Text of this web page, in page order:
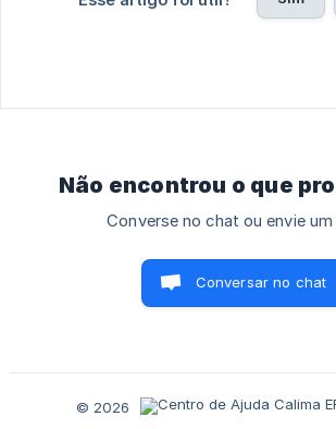
Não encontrou o que
Converse no chat ou envie um
Conversar no chat
© 2026